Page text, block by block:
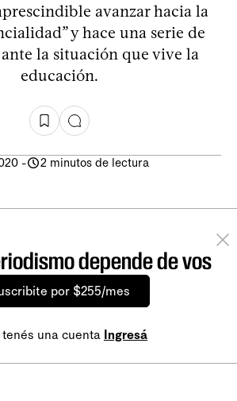
avanzar hacia la
y hace una serie de
la situación que vive la
educación.
- 2 minutos de lectura
depende de vos
por $255/mes
tenés una cuenta Ingresá